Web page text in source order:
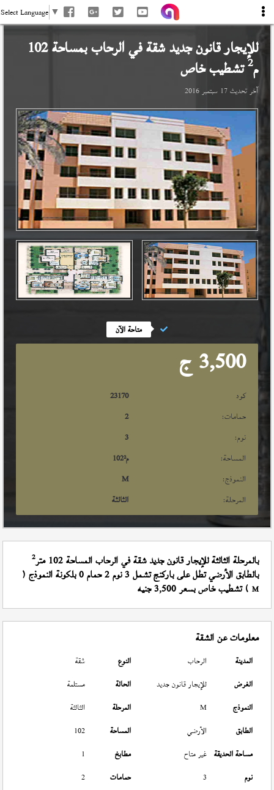
Select Language ▼
للإيجار قانون جديد شقة فيالرحاب بمساحة 102
م2تشطيب خاص
آخر تحديث17 سبتمبر 2016
متاحة الآن
3,500 ج
كود
23170
حمامات:
2
نوم:
3
المساحة:
102م²
النموذج:
M
المرحلة:
الثالثة
بالمرحلة الثالثة للإيجار قانون جديد شقة في الرحاب المساحة 102 متر 2
بالطابق الأرضي تطل على باركنج تشمل 3 نوم 2 حمام 0 بلكونة النموذج (
M ) تشطيب خاص بسعر 3,500 جنيه
معلومات عن الشقة
المدينة الرحاب النوع
شقة
الغرض
للإيجار قانون جديد الحالة
مستلمة
النموذج
M المرحلة
الثالثة
الطابق
الأرضي المساحة
102
مساحة الحديقة غير متاح مطابخ
1
نوم
3 حمامات
2